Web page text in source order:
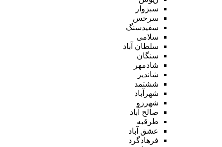
سبزوار
سرخس
سفیدسنگ
سلامی
سلطان آباد
سنگان
شادمهر
شاندیز
ششتمد
شهرآباد
شهرزو
صالح آباد
طرقبه
عشق آباد
فرهادگرد